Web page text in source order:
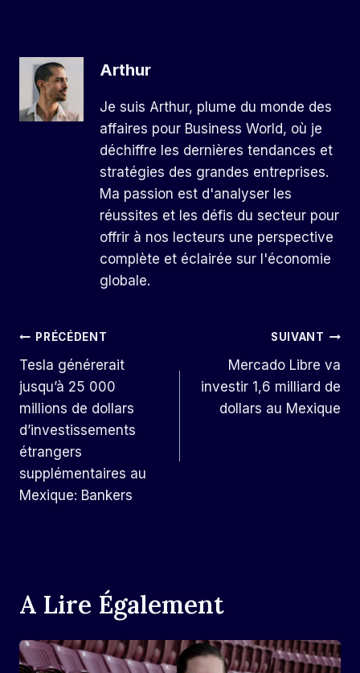
Arthur
Je suis Arthur, plume du monde des
affaires pour Business World, où je
déchiffre les dernières tendances et
stratégies des grandes entreprises.
Ma passion est d'analyser les
réussites et les défis du secteur pour
offrir à nos lecteurs une perspective
complète et éclairée sur l'économie
globale.
Navigation
De
L’article
PRÉCÉDENT
Tesla générerait
jusqu’à 25 000
millions de dollars
d’investissements
étrangers
supplémentaires au
Mexique: Bankers
SUIVANT
Mercado Libre va
investir 1,6 milliard de
dollars au Mexique
A Lire Également